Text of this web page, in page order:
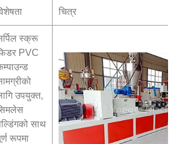
चित्र
स्क्रू
PVC
उपयुक्त,
साथ
रूपमा